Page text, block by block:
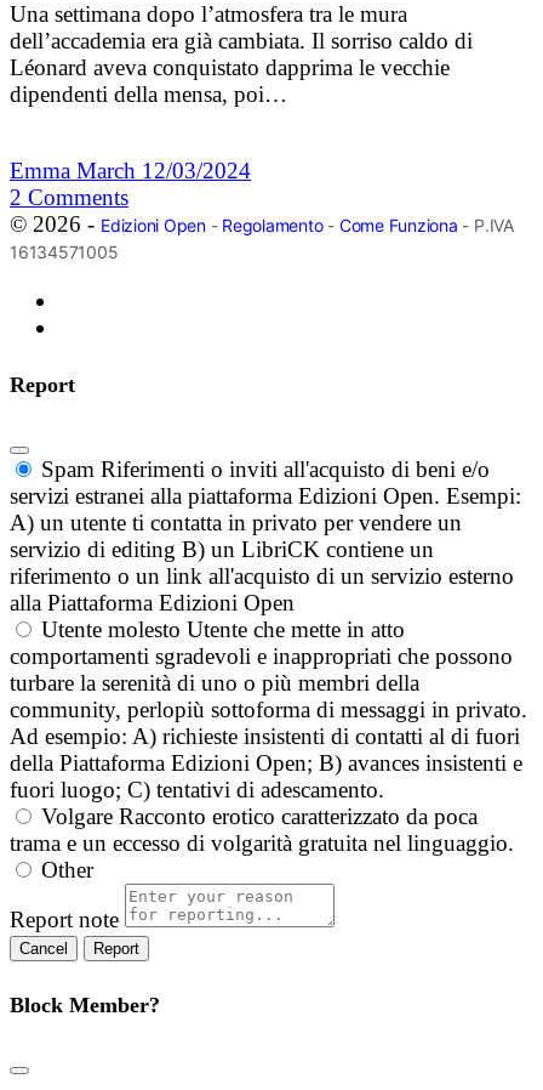
Una settimana dopo l’atmosfera tra le mura
dell’accademia era già cambiata. Il sorriso caldo di
Léonard aveva conquistato dapprima le vecchie
dipendenti della mensa, poi…
Emma March 12/03/2024
2 Comments
© 2026 - Edizioni Open- Regolamento- Come Funziona - P.IVA
16134571005
Report
Spam Riferimenti o inviti all'acquisto di beni e/o
servizi estranei alla piattaforma Edizioni Open. Esempi:
A) un utente ti contatta in privato per vendere un
servizio di editing B) un LibriCK contiene un
riferimento o un link all'acquisto di un servizio esterno
alla Piattaforma Edizioni Open
Utente molesto Utente che mette in atto
comportamenti sgradevoli e inappropriati che possono
turbare la serenità di uno o più membri della
community, perlopiù sottoforma di messaggi in privato.
Ad esempio: A) richieste insistenti di contatti al di fuori
della Piattaforma Edizioni Open; B) avances insistenti e
fuori luogo; C) tentativi di adescamento.
Volgare Racconto erotico caratterizzato da poca
trama e un eccesso di volgarità gratuita nel linguaggio.
Other
Report note
Report
Block Member?